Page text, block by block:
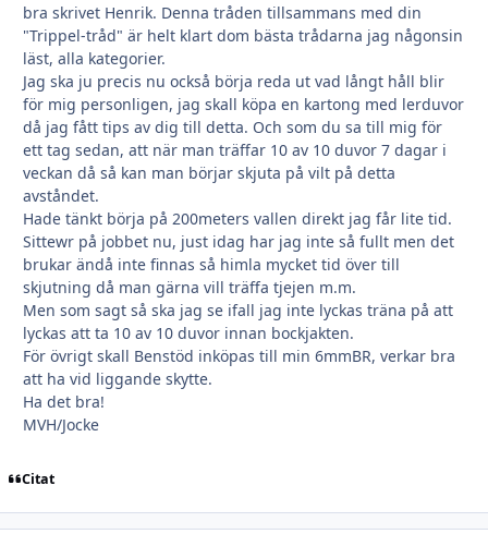
bra skrivet Henrik. Denna tråden tillsammans med din
"Trippel-tråd" är helt klart dom bästa trådarna jag någonsin
läst, alla kategorier.
Jag ska ju precis nu också börja reda ut vad långt håll blir
för mig personligen, jag skall köpa en kartong med lerduvor
då jag fått tips av dig till detta. Och som du sa till mig för
ett tag sedan, att när man träffar 10 av 10 duvor 7 dagar i
veckan då så kan man börjar skjuta på vilt på detta
avståndet.
Hade tänkt börja på 200meters vallen direkt jag får lite tid.
Sittewr på jobbet nu, just idag har jag inte så fullt men det
brukar ändå inte finnas så himla mycket tid över till
skjutning då man gärna vill träffa tjejen m.m.
Men som sagt så ska jag se ifall jag inte lyckas träna på att
lyckas att ta 10 av 10 duvor innan bockjakten.
För övrigt skall Benstöd inköpas till min 6mmBR, verkar bra
att ha vid liggande skytte.
Ha det bra!
MVH/Jocke
Citat